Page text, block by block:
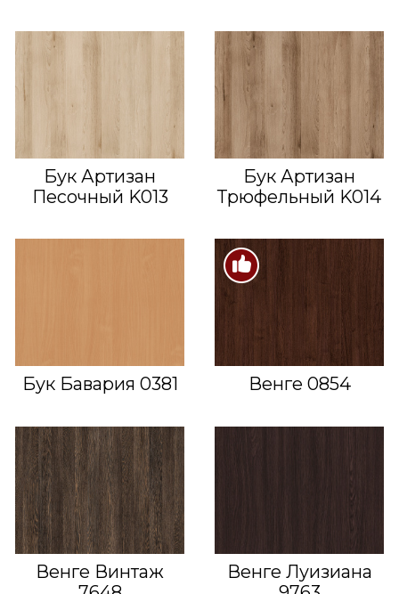
Бук Артизан
Песочный K013
Бук Артизан
Трюфельный K014
Бук Бавария 0381 Венге 0854
Венге Винтаж
Венге Луизиана